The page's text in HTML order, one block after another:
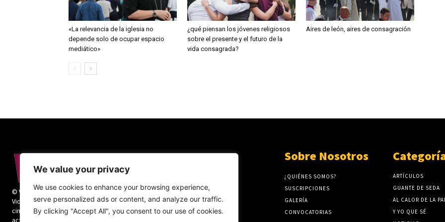
We value your privacy
We use cookies to enhance your browsing experience,
serve personalized ads or content, and analyze our traffic.
By clicking "Accept All", you consent to our use of cookies.
«La relevancia de la iglesia no
depende solo de ocupar espacio
mediático»
¿qué piensan los jóvenes religiosos
sobre el presente y el futuro de la
vida consagrada?
Aires de león, aires de consagración
© Vida Religiosa. Todos los derechos reservados.
Vida Religiosa es una revista mensual y además
cinco números monográficos sobre teología y
actualidad de la vida religiosa.
Sobre Nosotros
¿QUIÉNES SOMOS?
SUSCRIPCIONES
GALERÍA
CONVOCATORIAS
ARTÍCULOS
GUANTE DE SEDA
AL CALOR DE LA
Y YO QUE SÉ